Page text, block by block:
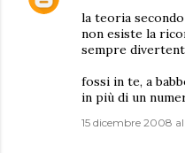
la teoria
non esiste la
sempre
fossi in te, a
in più di un
15 dicembre 2008